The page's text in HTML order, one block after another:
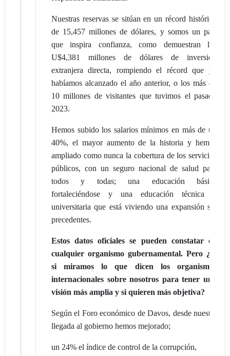
Nuestras reservas se sitúan en un récord histórico
de 15,457 millones de dólares, y somos un país
que inspira confianza, como demuestran los
U$4,381 millones de dólares de inversión
extranjera directa, rompiendo el récord que ya
habíamos alcanzado el año anterior, o los más de
10 millones de visitantes que tuvimos el pasado
2023.
Hemos subido los salarios mínimos en más de un
40%, el mayor aumento de la historia y hemos
ampliado como nunca la cobertura de los servicios
públicos, con un seguro nacional de salud para
todos y todas; una educación básica
fortaleciéndose y una educación técnica y
universitaria que está viviendo una expansión sin
precedentes.
Estos datos oficiales se pueden constatar en
cualquier organismo gubernamental. Pero ¿Y
si miramos lo que dicen los organismos
internacionales sobre nosotros para tener una
visión más amplia y si quieren más objetiva?
Según el Foro económico de Davos, desde nuestra
llegada al gobierno hemos mejorado;
un 24% el índice de control de la corrupción,